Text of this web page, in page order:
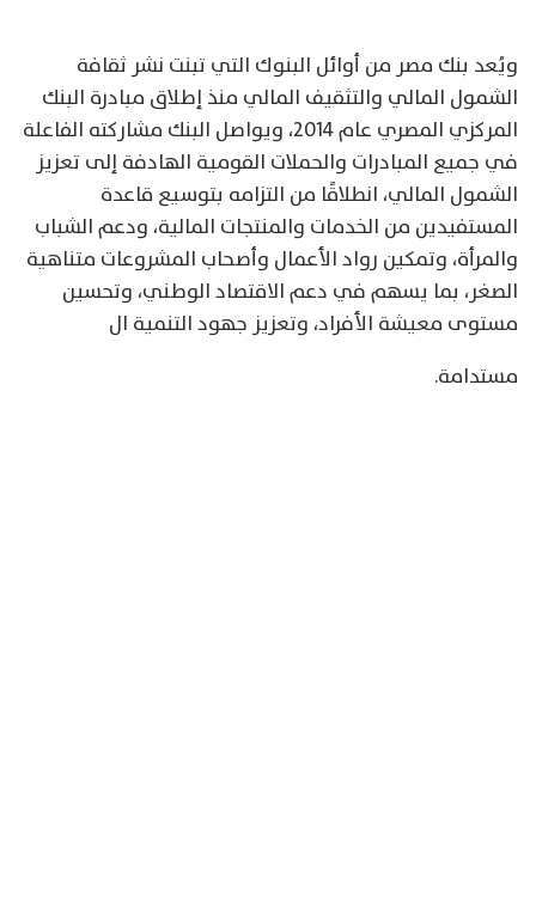
ويُعد بنك مصر من أوائل البنوك التي تبنت نشر ثقافة
الشمول المالي والتثقيف المالي منذ إطلاق مبادرة البنك
المركزي المصري عام 2014، ويواصل البنك مشاركته الفاعلة
في جميع المبادرات والحملات القومية الهادفة إلى تعزيز
الشمول المالي، انطلاقًا من التزامه بتوسيع قاعدة
المستفيدين من الخدمات والمنتجات المالية، ودعم الشباب
والمرأة، وتمكين رواد الأعمال وأصحاب المشروعات متناهية
الصغر، بما يسهم في دعم الاقتصاد الوطني، وتحسين
مستوى معيشة الأفراد، وتعزيز جهود التنمية ال
مستدامة.